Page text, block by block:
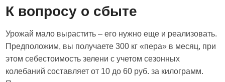
К вопросу о сбыте
Урожай мало вырастить – его нужно еще и реализовать.
Предположим, вы получаете 300 кг «пера» в месяц, при
этом себестоимость зелени с учетом сезонных
колебаний составляет от 10 до 60 руб. за килограмм.